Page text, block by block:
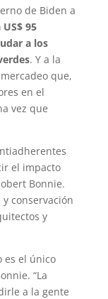
de Biden a
95
a los
. Y a la
que,
en el
vez que
el impacto
Bonnie.
conservación
y
es el único
“La
a la gente